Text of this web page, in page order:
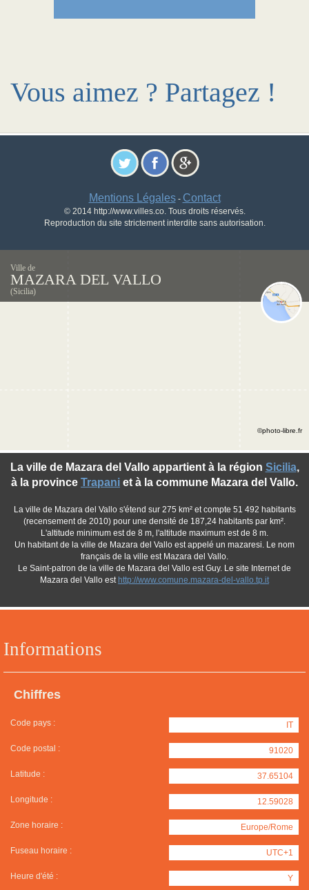
Vous aimez ? Partagez !
Mentions Légales- Contact
© 2014 http://www.villes.co. Tous droits réservés.
Reproduction du site strictement interdite sans autorisation.
Ville de
MAZARA DEL VALLO
(Sicilia)
Informations
Chiffres
Code pays : IT
Code postal : 91020
Latitude : 37.65104
Longitude : 12.59028
Zone horaire : Europe/Rome
Fuseau horaire : UTC+1
Heure d'été : Y
La ville de Mazara del Vallo appartient à la région Sicilia,
à la province Trapani et à la commune Mazara del Vallo.
La ville de Mazara del Vallo s'étend sur 275 km² et compte 51 492 habitants
(recensement de 2010) pour une densité de 187,24 habitants par km².
L'altitude minimum est de 8 m, l'altitude maximum est de 8 m.
Un habitant de la ville de Mazara del Vallo est appelé un mazaresi. Le nom
français de la ville est Mazara del Vallo.
Le Saint-patron de la ville de Mazara del Vallo est Guy. Le site Internet de
Mazara del Vallo est http://www.comune.mazara-del-vallo.tp.it
©photo-libre.fr